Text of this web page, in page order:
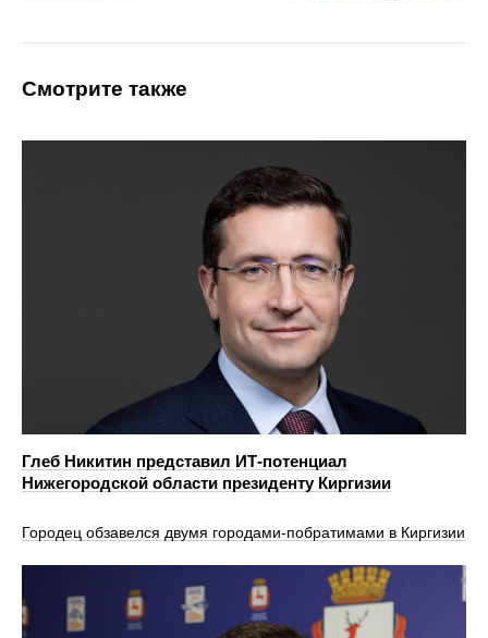
Смотрите также
Глеб Никитин представил ИТ-потенциал
Нижегородской области президенту Киргизии
Городец обзавелся двумя городами‑побратимами в Киргизии